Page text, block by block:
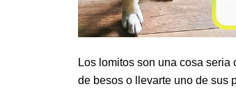
Los lomitos son una cosa
de besos o llevarte uno de sus